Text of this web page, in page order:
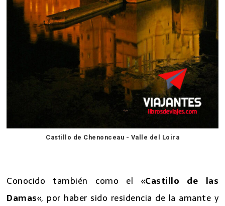
Castillo de Chenonceau - Valle del Loira
Conocido también como el «Castillo de las
Damas«, por haber sido residencia de la amante y